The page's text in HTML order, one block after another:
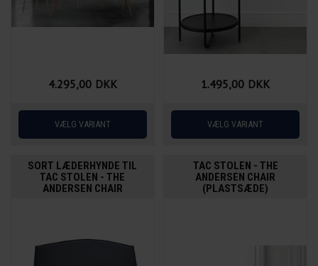
4.295,00 DKK 1.495,00 DKK
SORT LÆDERHYNDE TIL
TAC STOLEN - THE
ANDERSEN CHAIR
TAC STOLEN - THE
ANDERSEN CHAIR
(PLASTSÆDE)